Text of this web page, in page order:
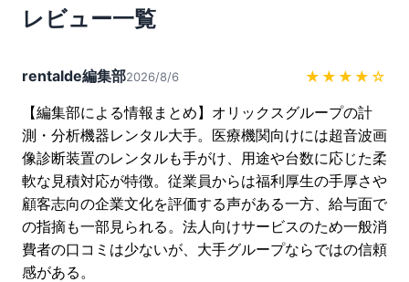
レビュー一覧
rentalde編集部2026/8/6 ★★★★ ☆
【編集部による情報まとめ】オリックスグループの計
測・分析機器レンタル大手。医療機関向けには超音波画
像診断装置のレンタルも手がけ、用途や台数に応じた柔
軟な見積対応が特徴。従業員からは福利厚生の手厚さや
顧客志向の企業文化を評価する声がある一方、給与面で
の指摘も一部見られる。法人向けサービスのため一般消
費者の口コミは少ないが、大手グループならではの信頼
感がある。